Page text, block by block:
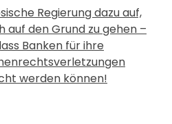
Regierung dazu auf,
auf den Grund zu gehen –
Banken für ihre
werden können!